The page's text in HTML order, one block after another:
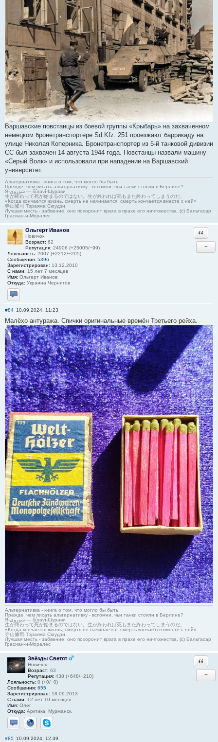
Варшавские повстанцы из боевой группы «Крыбарь» на захваченном
немецком бронетранспортере Sd.Kfz. 251 проезжают баррикаду на
улице Николая Коперника. Бронетранспортер из 5-й танковой дивизии
СС был захвачен 14 августа 1944 года. Повстанцы назвали машину
«Серый Волк» и использовали при нападении на Варшавский
университет.
Альтернативка - книга о том, что могло бы быть.
Прежде, чем писать альтернативку - вспомни, чьи танки стояли в Берлине?
Я-شوروی — šûravî-Шурави
生が終わって死が始まるのではない。生が終われば死もまた終わってしまうのだ。
«Когда кончается жизнь, смерть не начинается, смерть кончается вместе с ней»
寺山修司 Тэраяма Сюудзи
Лучшая месть - забвение, оно похоронит врага в прахе его ничтожества. (с) Бальтасар
Грасиан-и-Моралес
Ольгерт Иванов
Новичок
Возраст: 62
Репутация: 24906 (+25005/−99)
Лояльность: 2007 (+2212/−205)
Сообщения: 5396
Зарегистрирован: 13.12.2010
С нами: 15 лет 7 месяцев
Имя: Ольгерт Иванов
Откуда: Украина Чернигов
Отправить личное сообщение
−
#84 10.09.2024, 11:23
Малёхо антуража. Спички оригинальные времён Третьего рейха.
Альтернативка - книга о том, что могло бы быть.
Прежде, чем писать альтернативку - вспомни, чьи танки стояли в Берлине?
Я-شوروی — šûravî-Шурави
生が終わって死が始まるのではない。生が終われば死もまた終わってしまうのだ。
«Когда кончается жизнь, смерть не начинается, смерть кончается вместе с ней»
寺山修司 Тэраяма Сюудзи
Лучшая месть - забвение, оно похоронит врага в прахе его ничтожества. (с) Бальтасар
Грасиан-и-Моралес
Звёзды Светят
Новичок
Возраст: 63
Репутация: 438 (+648/−210)
Лояльность: 0 (+0/−0)
Сообщения: 655
Зарегистрирован: 18.09.2013
С нами: 12 лет 10 месяцев
Имя: Олег
Откуда: Арктика, Мурманск.
Отправить личное сообщение
СайтSkype
−
#85 10.09.2024, 12:39